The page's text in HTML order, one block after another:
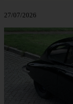
27/07/2026